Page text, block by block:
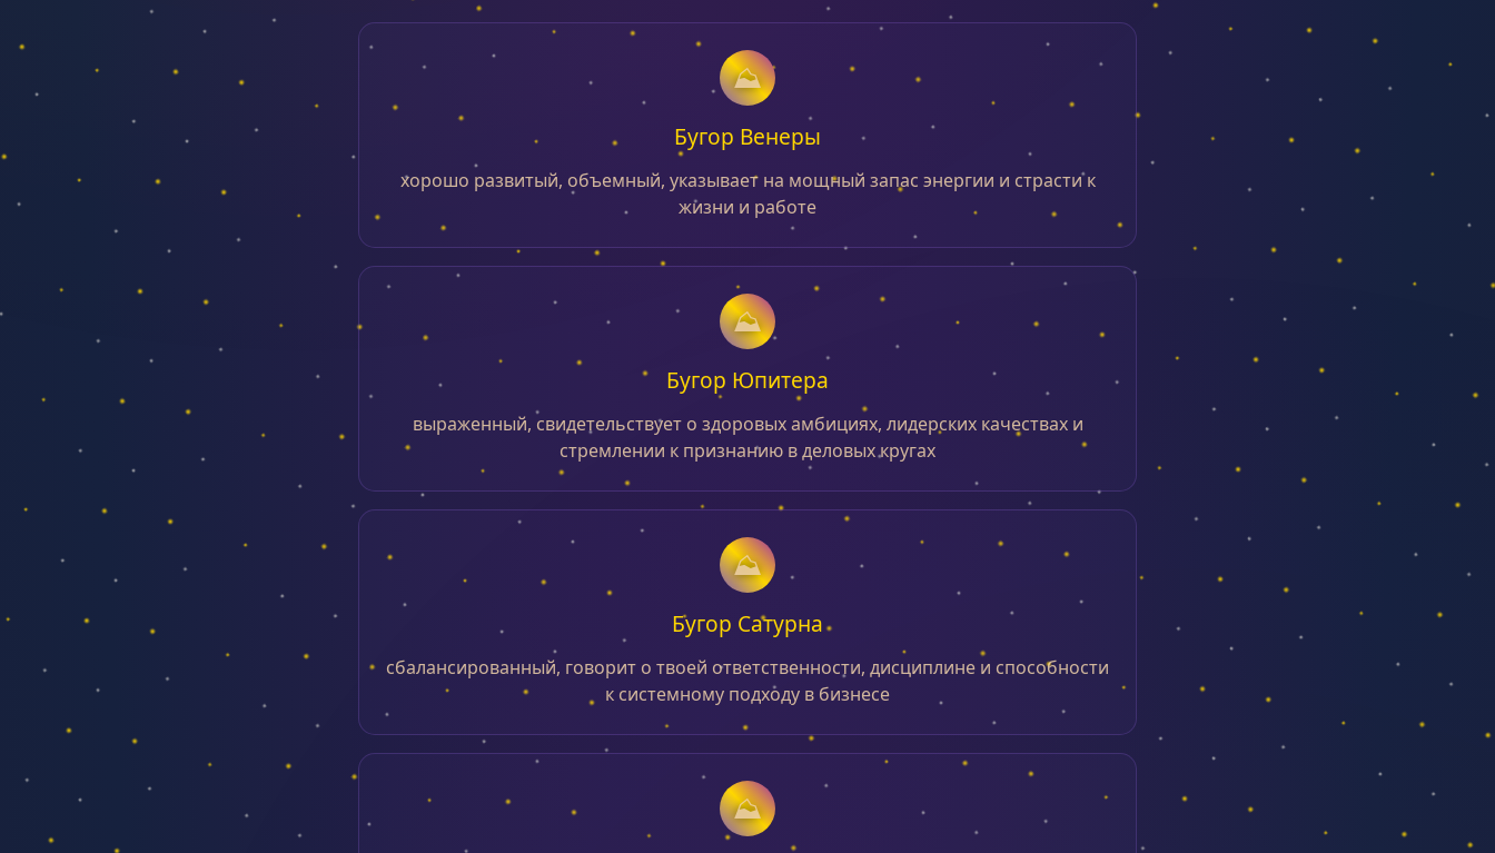
Бугор Венеры
хорошо развитый, объемный, указывает на мощный запас энергии и страсти к
жизни и работе
Бугор Юпитера
выраженный, свидетельствует о здоровых амбициях, лидерских качествах и
стремлении к признанию в деловых кругах
Бугор Сатурна
сбалансированный, говорит о твоей ответственности, дисциплине и способности
к системному подходу в бизнесе